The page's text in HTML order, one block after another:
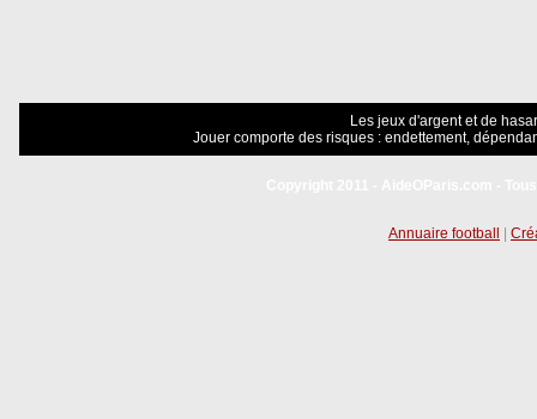
Les jeux d'argent et de
Jouer comporte des risques : endettement,
Annuaire football